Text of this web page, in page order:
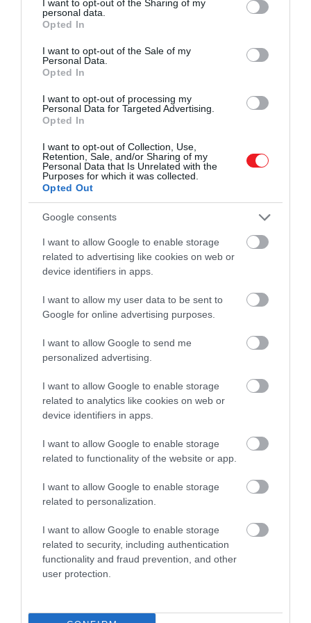
not limited to your visit or usage behaviour. You may click to
grant or deny consent to Google and its third-party tags to
use your data for below specified purposes in below Google
consent section.
I want to opt-out of the Sharing of my
personal data.
Opted In
I want to opt-out of the Sale of my
Personal Data.
Opted In
I want to opt-out of processing my
Personal Data for Targeted Advertising.
Opted In
I want to opt-out of Collection, Use,
Retention, Sale, and/or Sharing of my
Personal Data that Is Unrelated with the
Purposes for which it was collected.
Opted Out
Google consents
I want to allow Google to enable storage
related to advertising like cookies on web or
device identifiers in apps.
I want to allow my user data to be sent to
Google for online advertising purposes.
I want to allow Google to send me
personalized advertising.
I want to allow Google to enable storage
related to analytics like cookies on web or
device identifiers in apps.
I want to allow Google to enable storage
related to functionality of the website or app.
I want to allow Google to enable storage
related to personalization.
I want to allow Google to enable storage
related to security, including authentication
functionality and fraud prevention, and other
user protection.
foglalkozik az Oscar-díjakkal – sőt néha úgy érzi,
elismeréseket. Mint mondta:
Nem igazán érdekelnek az Oscar-díjak –
régóta vagyok már a pályán, és volt olyan,
meg olyan is, amikor nem nyertem, pedig
kellett volna. A díjak emberektől jönnek – a
jutalom viszont Istentől.
Hiába van neki kettő, Denzel
Washingtont nem érdekli az Oscar-díj
Pedig a 70 éves művész Oscar-sikereinek ott a
helye a történelemkönyvekben: amikor
hadtest
ért
megkapta a legjobb férfi mellékszereplő
díját, ő lett a második afroamerikai színész, aki
Gossett Jr.volt, aGarni-zónacímű filmért), 2002-
ben pedig aKiképzésben nyújtott alakításáért
elnyerte a legjobb férfi főszereplőnek járó díjat is –
ezzel egyébként elég nagy felfordulást okozva,
hiszen a papírforma szerintRussell Crowe
-nak
Washington pályafutása során számos
ikonikus
filmben játszott főszerepet, köztük az
Philadelphia – Az érinthetetlen, a
Malcolm X és azAmerikai gengsztercímű
alkotásokban –
írja az Entertainment Weekly.